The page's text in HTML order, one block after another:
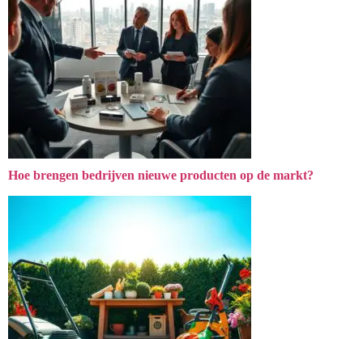
Hoe brengen bedrijven nieuwe producten op de markt?